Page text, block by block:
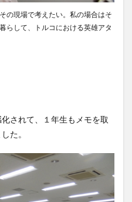
の現場で考えたい。私の場合はそ
らして、トルコにおける英雄アタ
されて、１年生もメモを取
た。